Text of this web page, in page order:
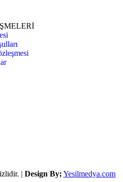
| Design By; Yesilmedya.com